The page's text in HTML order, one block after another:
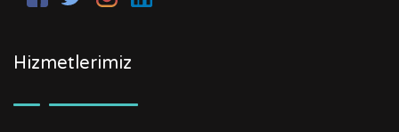
Hizmetlerimiz